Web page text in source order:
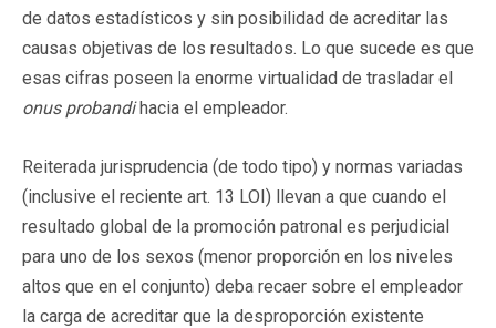
de datos estadísticos y sin posibilidad de acreditar las
causas objetivas de los resultados. Lo que sucede es que
esas cifras poseen la enorme virtualidad de trasladar el
onus probandihacia el empleador.
Reiterada jurisprudencia (de todo tipo) y normas variadas
(inclusive el reciente art. 13 LOI) llevan a que cuando el
resultado global de la promoción patronal es perjudicial
para uno de los sexos (menor proporción en los niveles
altos que en el conjunto) deba recaer sobre el empleador
la carga de acreditar que la desproporción existente